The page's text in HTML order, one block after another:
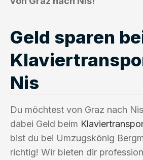
Geld sparen
Nis
Du möchtest von Graz nach
dabei Geld beim
bist du bei Umzugskönig
richtig! Wir bieten dir